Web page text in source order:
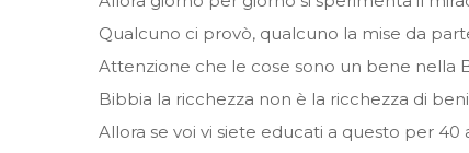
Qualcuno ci provò, qualcuno la mise da
Attenzione che le cose sono un bene nella
Bibbia la ricchezza non è la ricchezza di
Allora se voi vi siete educati a questo per